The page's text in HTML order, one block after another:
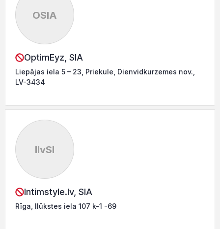
OSIA
OptimEyz, SIA
Liepājas iela 5 – 23, Priekule, Dienvidkurzemes nov.,
LV-3434
IlvSI
Intimstyle.lv, SIA
Rīga, Ilūkstes iela 107 k-1 -69